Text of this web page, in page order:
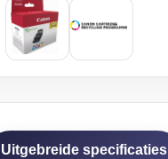
Uitgebreide specificaties